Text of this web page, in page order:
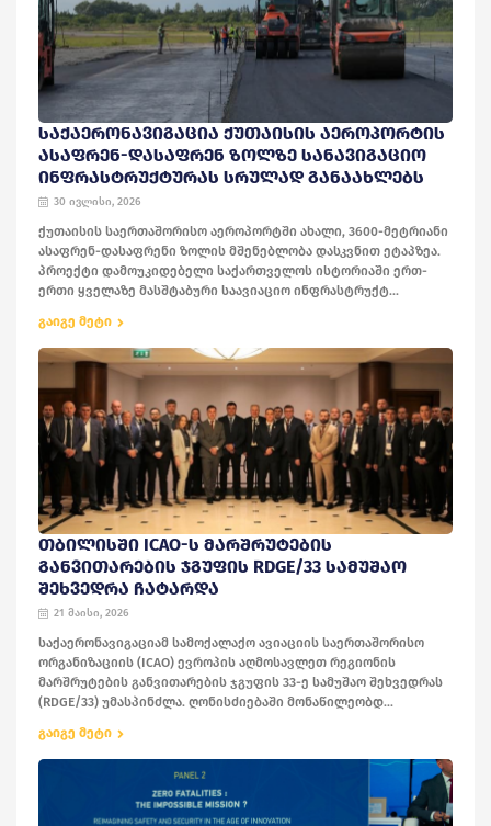
ᲡᲐᲥᲐᲔᲠᲝᲜᲐᲕᲘᲒᲐᲪᲘᲐ ᲥᲣᲗᲐᲘᲡᲘᲡ ᲐᲔᲠᲝᲞᲝᲠᲢᲘᲡ
ᲐᲡᲐᲤᲠᲔᲜ-ᲓᲐᲡᲐᲤᲠᲔᲜ ᲖᲝᲚᲖᲔ ᲡᲐᲜᲐᲕᲘᲒᲐᲪᲘᲝ
ᲘᲜᲤᲠᲐᲡᲢᲠᲣᲥᲢᲣᲠᲐᲡ ᲡᲠᲣᲚᲐᲓ ᲒᲐᲜᲐᲐᲮᲚᲔᲑᲡ
30 ივლისი, 2026
ქუთაისის საერთაშორისო აეროპორტში ახალი, 3600-მეტრიანი
ასაფრენ-დასაფრენი ზოლის მშენებლობა დასკვნით ეტაპზეა.
პროექტი დამოუკიდებელი საქართველოს ისტორიაში ერთ-
ერთი ყველაზე მასშტაბური საავიაციო ინფრასტრუქტ...
გაიგე მეტი
ᲗᲑᲘᲚᲘᲡᲨᲘ ICAO-Ს ᲛᲐᲠᲨᲠᲣᲢᲔᲑᲘᲡ
ᲒᲐᲜᲕᲘᲗᲐᲠᲔᲑᲘᲡ ᲯᲒᲣᲤᲘᲡ RDGE/33 ᲡᲐᲛᲣᲨᲐᲝ
ᲨᲔᲮᲕᲔᲓᲠᲐ ᲩᲐᲢᲐᲠᲓᲐ
21 მაისი, 2026
საქაერონავიგაციამ სამოქალაქო ავიაციის საერთაშორისო
ორგანიზაციის (ICAO) ევროპის აღმოსავლეთ რეგიონის
მარშრუტების განვითარების ჯგუფის 33-ე სამუშაო შეხვედრას
(RDGE/33) უმასპინძლა. ღონისძიებაში მონაწილეობდ...
გაიგე მეტი